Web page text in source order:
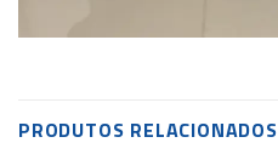
PRODUTOS RELACIONADOS